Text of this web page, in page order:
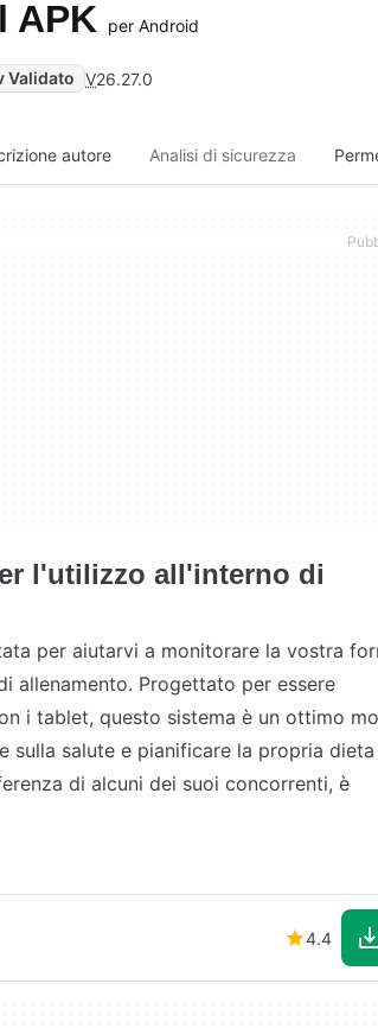
APK
per Android
Validato V26.27.0
autore Analisi di sicurezza
l'utilizzo all'interno di
per aiutarvi a monitorare la vostra
allenamento. Progettato per essere
i tablet, questo sistema è un ottimo
sulla salute e pianificare la propria
di alcuni dei suoi concorrenti, è
4.4